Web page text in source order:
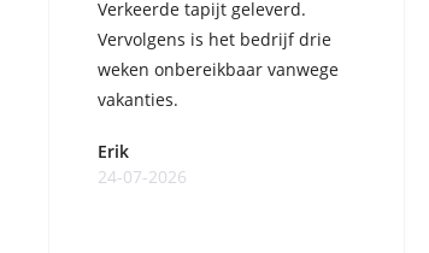
Verkeerde tapijt geleverd.
Vervolgens is het bedrijf drie
weken onbereikbaar vanwege
vakanties.
Erik
24-07-2026